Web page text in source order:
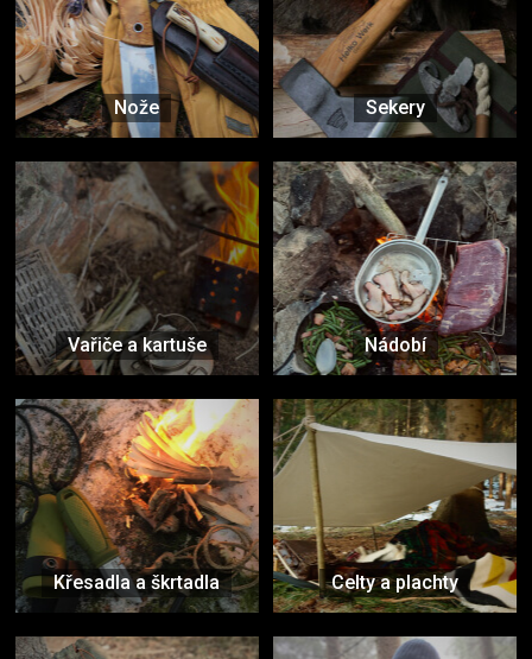
Nože Sekery
Vařiče a kartuše Nádobí
Křesadla a škrtadla Celty a plachty